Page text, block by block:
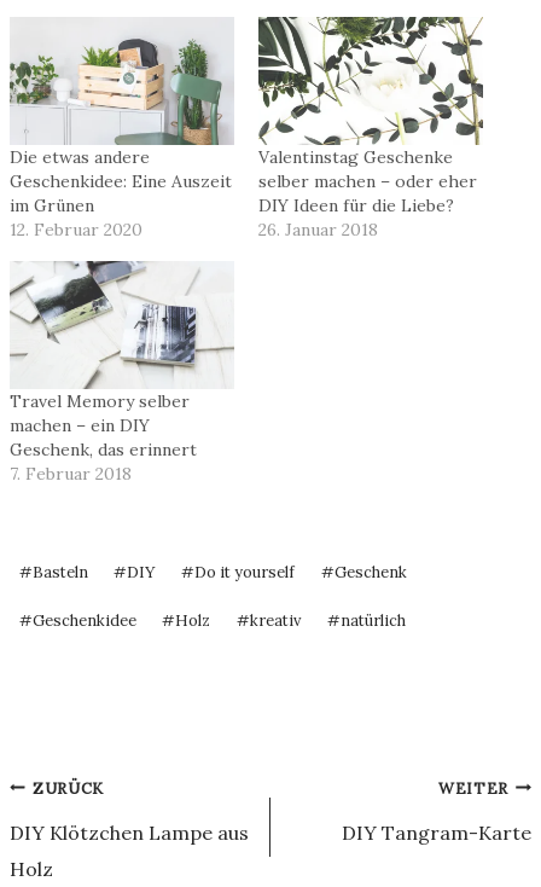
Die etwas andere
Geschenkidee: Eine Auszeit
im Grünen
12. Februar 2020
Valentinstag Geschenke
selber machen – oder eher
DIY Ideen für die Liebe?
26. Januar 2018
Travel Memory selber
machen – ein DIY
Geschenk, das erinnert
7. Februar 2018
Schlagworte:
#Basteln #DIY #Do it yourself #Geschenk
#Geschenkidee #Holz #kreativ #natürlich
Beitragsnavigation
ZURÜCK
DIY Klötzchen Lampe aus
Holz
WEITER
DIY Tangram-Karte